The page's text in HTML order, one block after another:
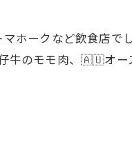
クなど飲食店でし
のモモ肉、🇦🇺オー